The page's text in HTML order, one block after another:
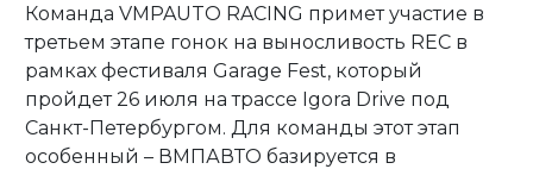
Команда VMPAUTO RACING примет участие в
третьем этапе гонок на выносливость REC в
рамках фестиваля Garage Fest, который
пройдет 26 июля на трассе Igora Drive под
Санкт-Петербургом. Для команды этот этап
особенный – ВМПАВТО базируется в